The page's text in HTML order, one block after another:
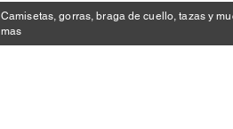
Camisetas, gorras, braga de cuello, tazas y
mas